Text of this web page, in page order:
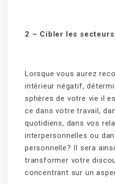
2 – Cibler les
Lorsque vous aurez
intérieur négatif,
sphères de votre vie il
ce dans votre travail,
quotidiens, dans vos
interpersonnelles ou
personnelle? Il sera
transformer votre
concentrant sur un